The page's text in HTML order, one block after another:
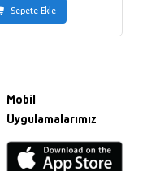
Sepete Ekle
Mobil
Uygulamalarımız